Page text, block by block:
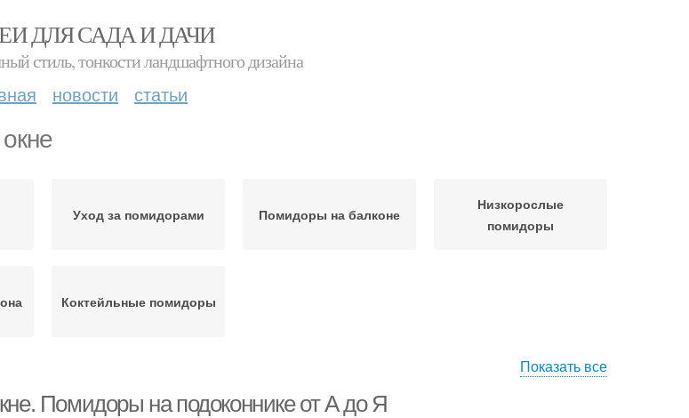
ДЛЯ САДА И ДАЧИ
стиль, тонкости ландшафтного дизайна
новости статьи
Уход за помидорами Помидоры на балконе
Низкорослые
помидоры
Коктейльные помидоры
Показать все
Помидоры на подоконнике от А до Я